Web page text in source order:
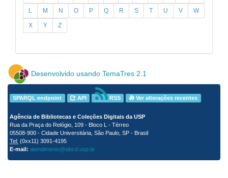
L M N O P Q R S T U V W
X Y Z
Desenvolvido usando TemaTres 2.1
SPARQL endpoint API RSS Ver alterações recentes
Agência de Bibliotecas e Coleções Digitais da USP
Rua da Praça do Relógio, 109 - Bloco L - Térreo
05508-900 - Cidade Universitária, São Paulo, SP - Brasil
Tel: (0xx11) 3091-4195
E-mail: atendimento@abcd.usp.br